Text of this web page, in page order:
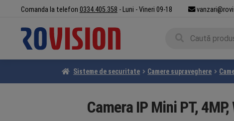
navigare
conținut
Comanda la telefon 0334.405.358 - Luni - Vineri 09-18
Sisteme de securitate Camere supraveghere
Camera IP Mini PT,